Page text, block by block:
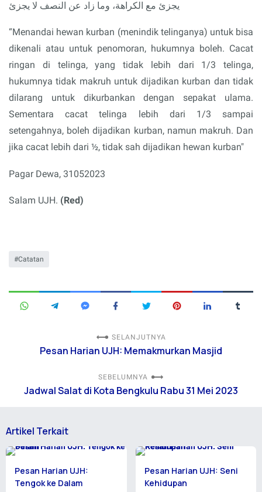
يجزئ مع الكراهة، وما زاد عن النصف لا يجزئ
“Menandai hewan kurban (menindik telinganya) untuk bisa
dikenali atau untuk penomoran, hukumnya boleh. Cacat
ringan di telinga, yang tidak lebih dari 1/3 telinga,
hukumnya tidak makruh untuk dijadikan kurban dan tidak
dilarang untuk dikurbankan dengan sepakat ulama.
Sementara cacat telinga lebih dari 1/3 sampai
setengahnya, boleh dijadikan kurban, namun makruh. Dan
jika cacat lebih dari ½, tidak sah dijadikan hewan kurban"
Pagar Dewa, 31052023
Salam UJH. (Red)
Catatan
SELANJUTNYA
Pesan Harian UJH: Memakmurkan Masjid
SEBELUMNYA
Jadwal Salat di Kota Bengkulu Rabu 31 Mei 2023
Artikel Terkait
Pesan Harian UJH:
Tengok ke Dalam
Pesan Harian UJH: Seni
Kehidupan